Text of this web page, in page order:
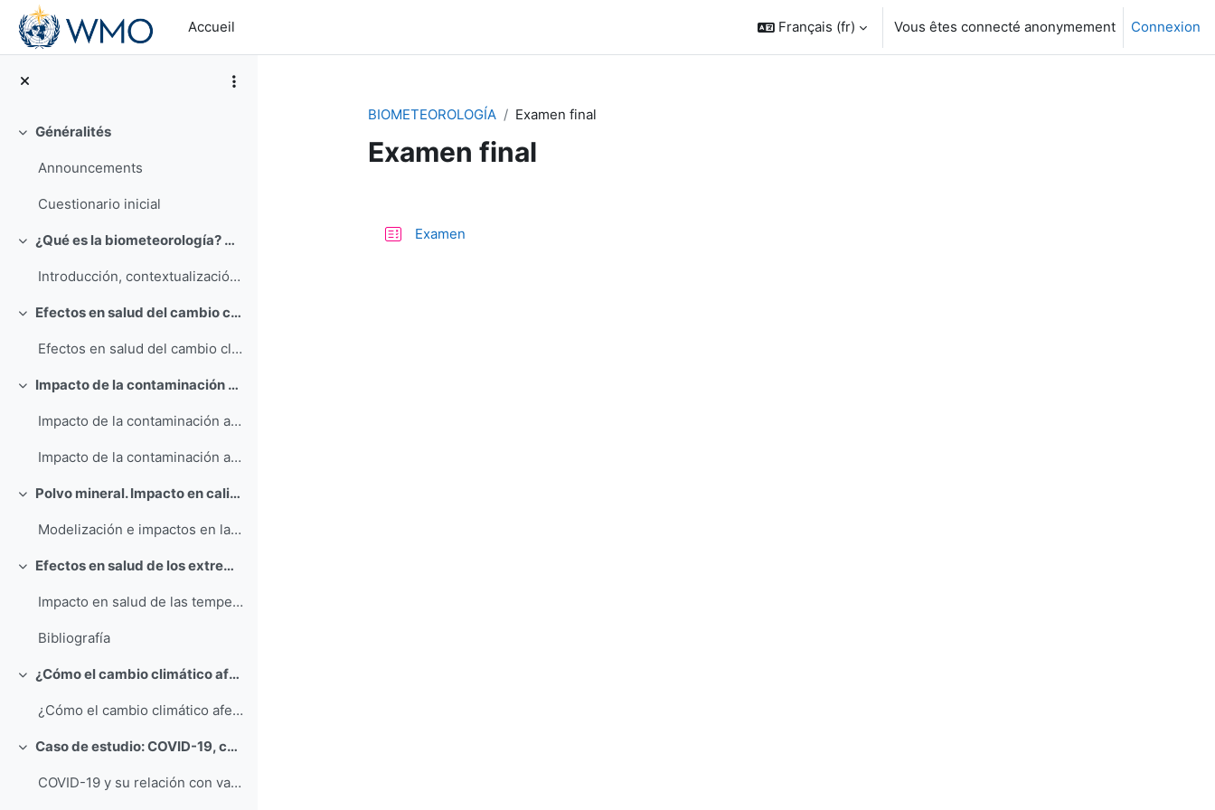
Passer au contenu principal
Accueil
Français ‎(fr)‎ Vous êtes connecté anonymement Connexion
Replier
Généralités
Announcements
Cuestionario inicial
Replier ¿Qué es la biometeorología? Beatriz Hervella
Introducción, contextualización y motivación. ¿Qué es la biometeorología?
Replier Efectos en salud del cambio climático a diferentes escalas. Cristina Linares
Efectos en salud del cambio climático a diferentes escalas
Replier Impacto de la contaminación atmosférica química. Cristina Linares
Impacto de la contaminación atmosférica en la salud I
Impacto de la contaminación atmosférica química II
Replier Polvo mineral. Impacto en calidad del aire y salud. Modelización. Gerardo García-Castrillo
Modelización e impactos en la salud del polvo mineral
Replier Efectos en salud de los extremos térmicos. Julio Díaz
Impacto en salud de las temperaturas extremas
Bibliografía
Replier ¿Cómo el cambio climático afecta a las bases de nuestra salud: recursos alimentarios e hídricos, hogar y entorno urbano? Javier Martín-Vide
¿Cómo el cambio climático afecta a las bases de nuestra salud: recursos alimentarios e hídricos, hogar y entorno urbano?
Replier Caso de estudio: COVID-19, contexto y su relación con variables meteorológicas y con otras variables medioambientales. Beatriz Hervella, Cristina Linares y Julio Díaz
COVID-19 y su relación con variables meteorológicas
BIOMETEOROLOGÍA Examen final
Examen final
ExamenTest